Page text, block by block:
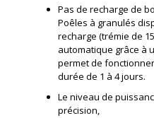
Pas de recharge de
Poêles à granulés
recharge (trémie de
automatique grâce à
permet de
durée de 1 à 4 jours.
Le niveau de
précision,